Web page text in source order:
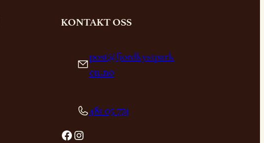
KONTAKT OSS
post@fjordkystpark
en.no
481 05 774
Facebook Instagram